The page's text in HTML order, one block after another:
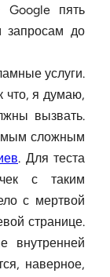
Google пять
запросам до
услуги.
что, я думаю,
вызвать.
сложным
. Для теста
с таким
с мертвой
странице.
внутренней
наверное,